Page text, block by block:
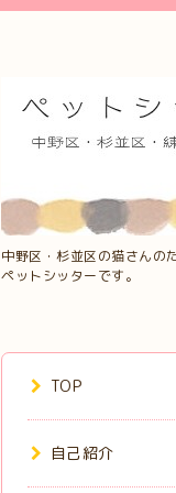
中野区・杉並区の猫さんの
ペットシッターです。
TOP
自己紹介